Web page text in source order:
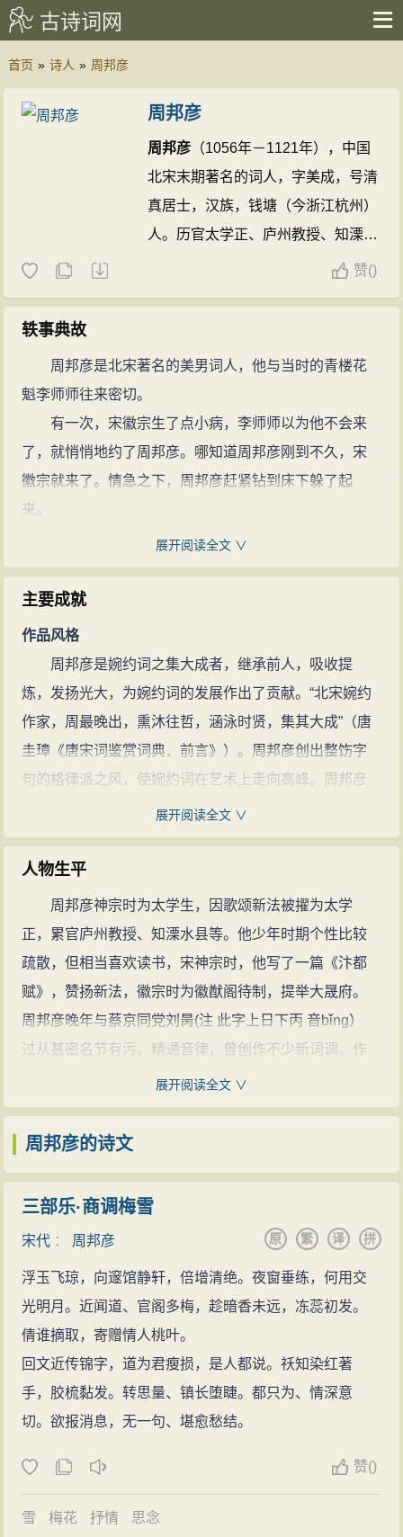
古诗词网
首页 » 诗人 » 周邦彦
周邦彦
周邦彦 （1056年－1121年），中国
北宋末期著名的词人，字美成，号清
真居士，汉族，钱塘（今浙江杭州）
人。历官太学正、庐州教授、知溧水
县等。徽宗时为徽猷阁待制，提举大
赞()
轶事典故
周邦彦是北宋著名的美男词人，他与当时的青楼花
魁李师师往来密切。
有一次，宋徽宗生了点小病，李师师以为他不会来
了，就悄悄地约了周邦彦。哪知道周邦彦刚到不久，宋
徽宗就来了。情急之下，周邦彦赶紧钻到床下躲了起
来。
宋徽宗特地给李师师带来了江南新进贡的鲜橙，李
师师亲手剥了鲜橙二人分食。三更时分，宋徽宗要回宫
了，李师师还叮嘱他说“已经三更了，马滑霜浓，你要小
心了。”这一切，都被躲在床下的周邦彦看见听到了。
宋徽宗走了以后，周邦彦钻出来，乘兴把他听到的
写成了一首《少年游·并刀如水》：
并刀如水，吴盐胜雪，纤指破新橙。锦幄初温，兽
烟不断，相对坐调笙。
低声问：向谁行宿？城上已三更。马滑霜浓，不如
这首词将他同李师师求欢的心情比作露水，心像刀
幄”下求的一时“初温”，情绪绵绵，对面坐下听师师弹琴弄
弦。悄悄地发问：晚上住哪儿？引用李师师对徽宗说过
的话“城上已三更，马滑霜浓”，借指李师师的用意是打发
徽宗回去，于是在徽宗“休去”后，才得来这“少人行”的绝
好相会时机。赞师师的机智。李师师很喜欢，笑纳了。
天将拂晓，周邦彦才独自匆匆归去。（另有一种说法
《少年游·并刀如水》中的译文是：路滑霜浓，很少有人
行走，不如就别走了吧。这里是挽留徽宗“休去”。）
谁知有一次在与宋徽宗云雨之后，李师师竟然忘情
地把《少年游》这首词当着徽宗的面唱了出来，宋徽宗
一听，就明白那天在李师师家的事被人知道了。他问李
师师填词的人是谁。李师师不敢隐瞒，说是周邦彦。于
宋徽宗又去李师师家的时候，李师师不在。过了一
会儿，李师师回来了，但眼睛红红的，显然是哭过了。
宋徽宗问她去了哪里，李师师说送人去了。宋徽宗马上
问她，是不是送周邦彦去了。李师师点点头。宋徽宗
问：“他又写了什么东西没有？”李师师说填了一首《兰陵
王·柳》。宋徽宗让她唱来听，李师师就唱道：
柳阴直，烟里丝丝弄碧。隋堤上，曾见几番，拂水
年来岁去，应折柔条过千尺。
展开阅读全文 ∨
主要成就
作品风格
周邦彦是婉约词之集大成者，继承前人，吸收提
炼，发扬光大，为婉约词的发展作出了贡献。“北宋婉约
作家，周最晚出，熏沐往哲，涵泳时贤，集其大成”（唐
圭璋《唐宋词鉴赏词典．前言》）。周邦彦创出整饬字
句的格律派之风，使婉约词在艺术上走向高峰。周邦彦
虽然早期也有潦倒奔走之日，但仕途一直处于上升状
态，逐步做到知府，直至成为宋徽宗设立的大晟府的“音
乐官员”，上宠下捧，过着舒适的“专业创作”生活；虽生逢
北宋之末，但国家破灭的惨变发生在其身后。身为婉约
词人的他，词的内容既被苏轼翻新到极致，他必然要在
艺术技巧上出奇制胜。他本人精音乐，又搞过“专业创
作”，因此能精雕细琢，研音炼字，在审订词调方面做了
不少精密的整理工作，扩展了音乐领域，在填词技巧上
有不少新创举。他更能自己度曲，创造了《六丑》等新
词派的先河，为词的艺术形式作出了贡献。周邦彦词在
交错，技法多变却又前后照应，结构严密而又委婉曲
折。周邦彦词中出现的沉郁清愁，遂以写漂亮的忧郁使
心灵获得一种微妙的愉悦。这些作品中透露的忧伤，用
雅丽的词句排列组合着，形成一股流动的淡淡愁绪，绝
不过激，就如低度美酒，让人微醉，但又不致激动人的
神思。这种似雨馀粘地的情絮，固然琢磨出高妙的技
巧，但要将思想感情提升到一个高度，却是一个障碍，
所以后世人眼中只见其格律华美，少谈其思想内容，是
必然的——大概，他的清愁沉郁只是其精美形式赖以树
立的手段罢了！
说明了他自己的词风——疏荷小立的一份“清圆”意味。然
困，在上者昏庸，在下者抗争，在外者犯境：周邦彦死
展开阅读全文 ∨
人物生平
周邦彦神宗时为太学生，因歌颂新法被擢为太学
正，累官庐州教授、知溧水县等。他少年时期个性比较
疏散，但相当喜欢读书，宋神宗时，他写了一篇《汴都
赋》，赞扬新法，徽宗时为徽猷阁待制，提举大晟府。
周邦彦晚年与蔡京同党刘昺(注 此字上日下丙 音bǐng）
过从甚密名节有污。精通音律，曾创作不少新词调。作
品多写闺情、羁旅，也有咏物之作。格律谨严，语言曲
丽精雅。长调尤善铺叙。为后来格律派词人所宗。旧时
词论称他为“词家之冠”“词中老杜”。有《清真居士集》，
历官太学正，国子主簿，徽猷阁待制，提举大晟府
所掩，诗文多零落不传。其中《汴都赋》为成名之作，
长7000字，流传至今。古体诗《天赐白》、《过羊角哀
左伯桃墓》风骨凛然，绝无绮罗香泽之气。周邦彦被公
认为是“负一代词名”的词人，在宋代影响甚大。邦彦词多
写男女恋情，咏物怀古，羁旅行役，内容较窄，境界不
高。但在艺术创意上堪称大家，其词善于铺叙，即在写
景抒情中渗入述事，造成另一境界，形成曲折回环，开
术风格。代表作如：〔少年游〕“并刀如水”，在寥寥51字
展开阅读全文 ∨
周邦彦的诗文
三部乐·商调梅雪
宋代 ： 周邦彦 拼
译
繁
原
浮玉飞琼，向邃馆静轩，倍增清绝。夜窗垂练，何用交
光明月。近闻道、官阁多梅，趁暗香未远，冻蕊初发。
倩谁摘取，寄赠情人桃叶。
回文近传锦字，道为君瘦损，是人都说。祅知染红著
手，胶梳黏发。转思量、镇长堕睫。都只为、情深意
切。欲报消息，无一句、堪愈愁结。
赞()
雪 梅花 抒情 思念